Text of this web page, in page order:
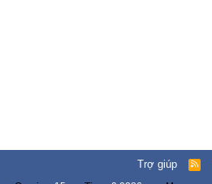
Trợ giúp
R